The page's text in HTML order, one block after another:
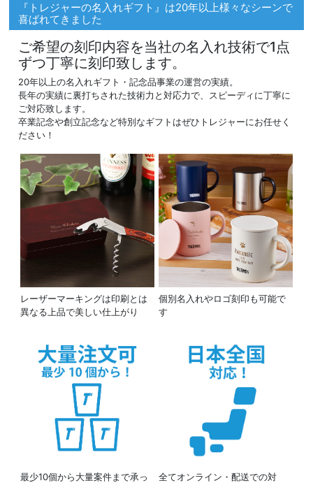
『トレジャーの名入れギフト』は20年以上様々なシーンで
喜ばれてきました
ご希望の刻印内容を当社の名入れ技術で1点
ずつ丁寧に刻印致します。
20年以上の名入れギフト・記念品事業の運営の実績。
長年の実績に裏打ちされた技術力と対応力で、スピーディに丁寧に
ご対応致します。
卒業記念や創立記念など特別なギフトはぜひトレジャーにお任せく
ださい！
レーザーマーキングは印刷とは
異なる上品で美しい仕上がり
個別名入れやロゴ刻印も可能で
す
最少10個から大量案件まで承っ 全てオンライン・配送での対